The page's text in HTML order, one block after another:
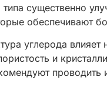
существенно
обеспечивают
углерода
и